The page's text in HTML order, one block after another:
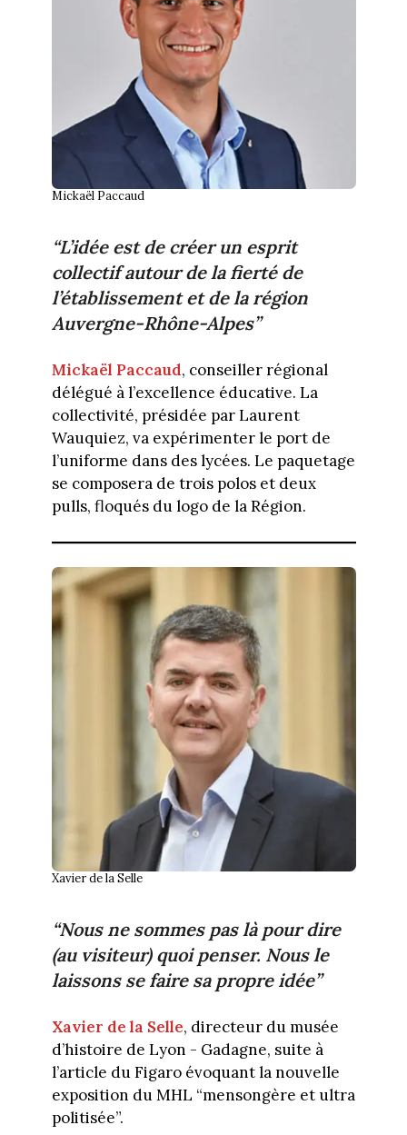
Mickaël Paccaud
“L’idée est de créer un esprit
collectif autour de la fierté de
l’établissement et de la région
Auvergne-Rhône-Alpes”
Mickaël Paccaud, conseiller régional
délégué à l’excellence éducative. La
collectivité, présidée par Laurent
Wauquiez, va expérimenter le port de
l’uniforme dans des lycées. Le paquetage
se composera de trois polos et deux
pulls, floqués du logo de la Région.
Xavier de la Selle
“Nous ne sommes pas là pour dire
(au visiteur) quoi penser. Nous le
laissons se faire sa propre idée”
Xavier de la Selle, directeur du musée
d’histoire de Lyon - Gadagne, suite à
l’article du Figaro évoquant la nouvelle
exposition du MHL “mensongère et ultra
politisée”.